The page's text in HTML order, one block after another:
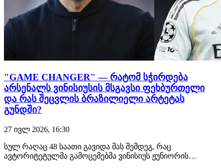
"GAME CHANGER" — რატომ სჭირდება
არსენალს ვინისიუსის მსგავსი ფეხბურთელი
და რას შეცვლის ბრაზილიელი არტეტას
გუნდში?
27 ივლ 2026, 16:30
სულ რაღაც 48 საათი გავიდა მას შემდეგ, რაც
ავტორიტეტულმა გამოცემებმა ვინისიუს ჟუნიორის